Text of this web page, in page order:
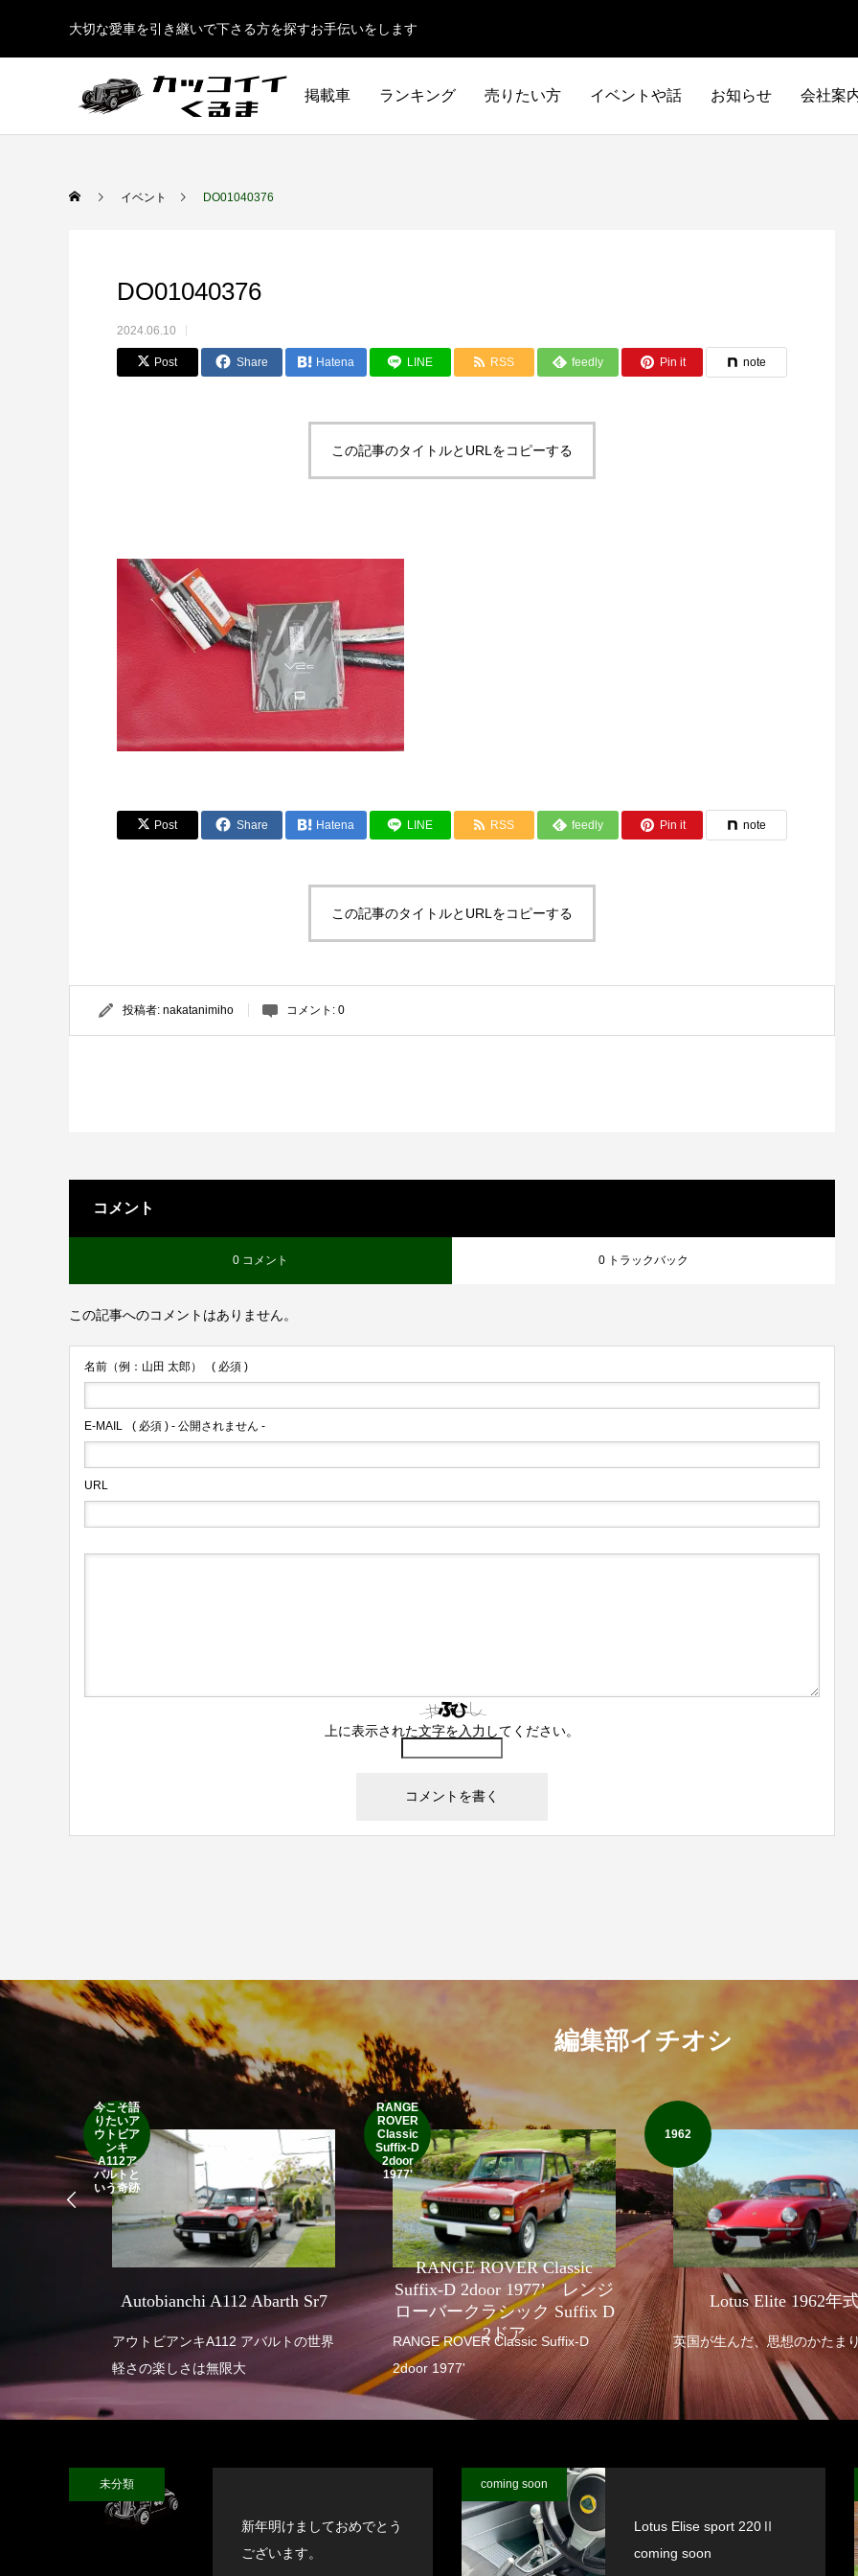
大切な愛車を引き継いで下さる方を探すお手伝いをします
掲載車 ランキング 売りたい方 イベントや話 お知らせ 会社案
GERMANY ILTALIA
イベント DO01040376
DO01040376
2024.06.10
Post Share Hatena LINE RSS feedly Pin it note
この記事のタイトルとURLをコピーする
Post Share Hatena LINE RSS feedly Pin it note
この記事のタイトルとURLをコピーする
投稿者: nakatanimiho コメント: 0
コメント
0 コメント 0 トラックバック
この記事へのコメントはありません。
名前（例：山田 太郎） ( 必須 )
E-MAIL ( 必須 ) - 公開されません -
URL
上に表示された文字を入力してください。
編集部イチオシ
今こそ語
りたいア
ウトビア
ンキ
A112ア
バルトと
いう奇跡
Autobianchi A112 Abarth Sr7
アウトビアンキA112 アバルトの世界
軽さの楽しさは無限大
RANGE
ROVER
Classic
Suffix-D
2door
1977'
RANGE ROVER Classic
Suffix-D 2door 1977’ レンジ
ローバークラシック Suffix D
2ドア
RANGE ROVER Classic Suffix-D
2door 1977'
1962
Lotus Elite 1962年
英国が生んだ、思想のかたまり
未分類
新年明けましておめでとう
ございます。
coming soon
Lotus Elise sport 220Ⅱ
coming soon